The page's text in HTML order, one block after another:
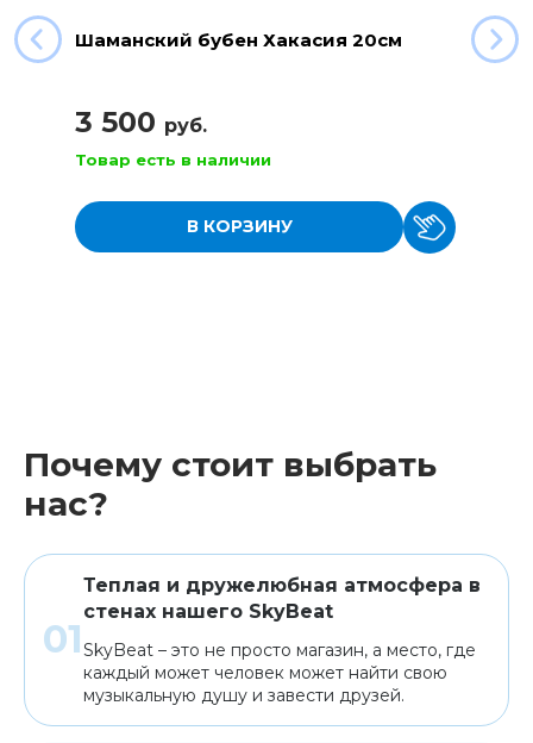
Шаманский бубен Хакасия 20см
3 500 руб.
Товар есть в наличии
В КОРЗИНУ
Почему стоит выбрать
нас?
Теплая и дружелюбная атмосфера в
стенах нашего SkyBeat
SkyBeat – это не просто магазин, а место, где
каждый может человек может найти свою
музыкальную душу и завести друзей.